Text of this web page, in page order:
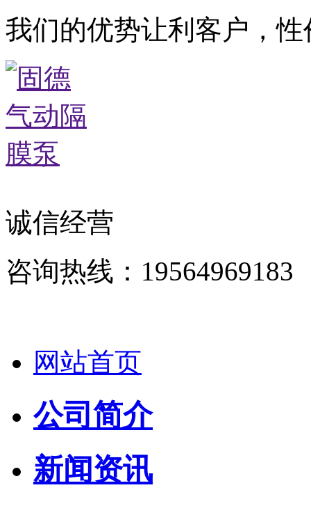
我们的优势让利客户，
诚信经营
咨询热线：19564969183
网站首页
公司简介
新闻资讯